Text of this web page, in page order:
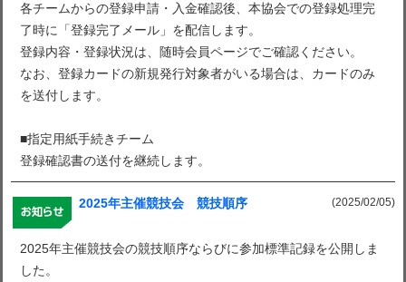
各チームからの登録申請・入金確認後、本協会での登録処理完
了時に「登録完了メール」を配信します。
登録内容・登録状況は、随時会員ページでご確認ください。
なお、登録カードの新規発行対象者がいる場合は、カードのみ
を送付します。
■指定用紙手続きチーム
登録確認書の送付を継続します。
(2025/02/05)
2025年主催競技会 競技順序
2025年主催競技会の競技順序ならびに参加標準記録を公開しま
した。